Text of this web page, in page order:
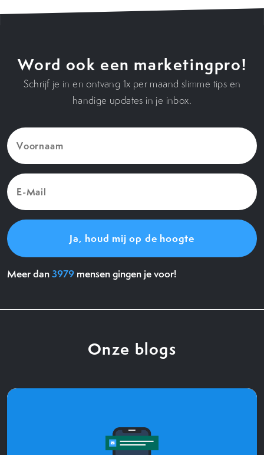
Word ook een marketingpro!
Schrijf je in en ontvang 1x per maand slimme tips en
handige updates in je inbox.
Voornaam
(Vereist)
E-
Mail
(Vereist)
Meer dan3979 mensen gingen je voor!
Onze blogs